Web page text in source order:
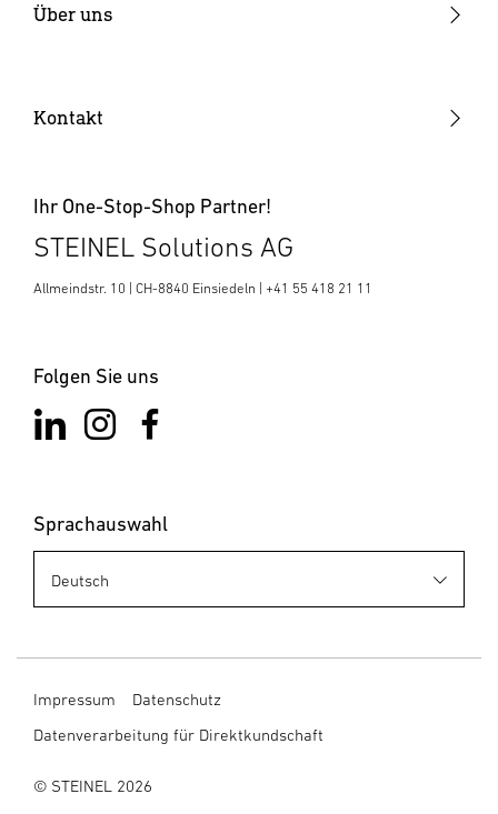
SENSOTEC
Über uns
Kontakt
Ihr One-Stop-Shop Partner!
STEINEL Solutions AG
Allmeindstr. 10 | CH-8840 Einsiedeln | +41 55 418 21 11
Folgen Sie uns
Sprachauswahl
Impressum
Datenschutz
Datenverarbeitung für Direktkundschaft
© STEINEL 2026